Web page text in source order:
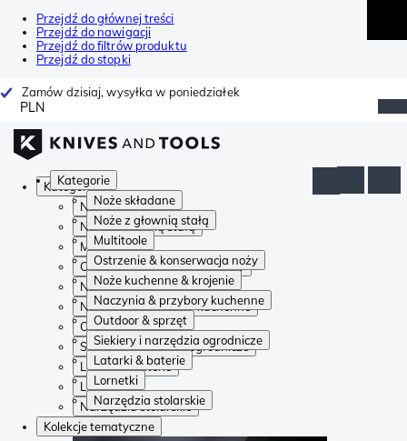
Przejdź do głównej treści
Przejdź do nawigacji
Przejdź do filtrów produktu
Przejdź do stopki
Zamów dzisiaj, wysyłka w poniedziałek
PLN
Kategorie
Noże składane
Noże z głownią stałą
Multitoole
Ostrzenie & konserwacja noży
Noże kuchenne & krojenie
Naczynia & przybory kuchenne
Outdoor & sprzęt
Siekiery i narzędzia ogrodnicze
Latarki & baterie
Lornetki
Narzędzia stolarskie
Kategorie
Noże składane
Noże z głownią stałą
Multitoole
Ostrzenie & konserwacja noży
Noże kuchenne & krojenie
Naczynia & przybory kuchenne
Outdoor & sprzęt
Siekiery i narzędzia ogrodnicze
Latarki & baterie
Lornetki
Narzędzia stolarskie
Kolekcje tematyczne